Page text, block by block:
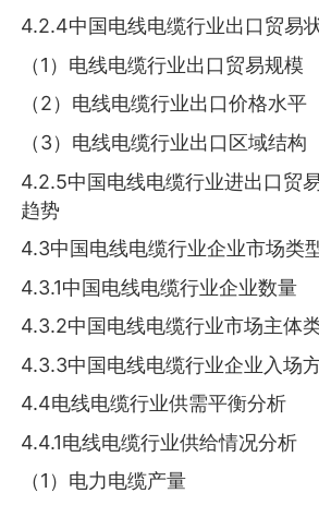
4.2.4中国电线电缆行业出口贸易
（1）电线电缆行业出口贸易规模
（2）电线电缆行业出口价格水平
（3）电线电缆行业出口区域结构
4.2.5中国电线电缆行业进出口贸
趋势
4.3中国电线电缆行业企业市场类
4.3.1中国电线电缆行业企业数量
4.3.2中国电线电缆行业市场主体
4.3.3中国电线电缆行业企业入场
4.4电线电缆行业供需平衡分析
4.4.1电线电缆行业供给情况分析
（1）电力电缆产量